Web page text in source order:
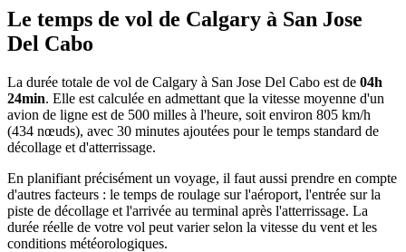
+
−
Le temps de vol de Calgary à San Jose
Del Cabo
La durée totale de vol de Calgary à San Jose Del Cabo est de 04h
24min. Elle est calculée en admettant que la vitesse moyenne d'un
avion de ligne est de 500 milles à l'heure, soit environ 805 km/h
(434 nœuds), avec 30 minutes ajoutées pour le temps standard de
décollage et d'atterrissage.
En planifiant précisément un voyage, il faut aussi prendre en compte
d'autres facteurs : le temps de roulage sur l'aéroport, l'entrée sur la
piste de décollage et l'arrivée au terminal après l'atterrissage. La
durée réelle de votre vol peut varier selon la vitesse du vent et les
conditions météorologiques.